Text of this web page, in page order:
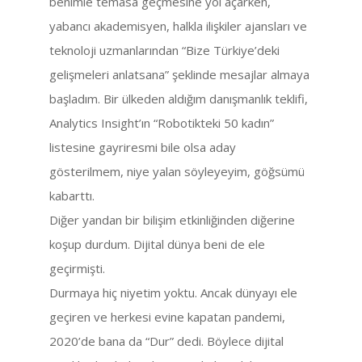
yabancı akademisyen, halkla ilişkiler ajansları ve
teknoloji uzmanlarından “Bize Türkiye’deki
gelişmeleri anlatsana” şeklinde mesajlar almaya
başladım. Bir ülkeden aldığım danışmanlık teklifi,
Analytics Insight’ın “Robotikteki 50 kadın”
listesine gayriresmi bile olsa aday
gösterilmem, niye yalan söyleyeyim, göğsümü
kabarttı.
Diğer yandan bir bilişim etkinliğinden diğerine
koşup durdum. Dijital dünya beni de ele
geçirmişti.
Durmaya hiç niyetim yoktu. Ancak dünyayı ele
geçiren ve herkesi evine kapatan pandemi,
2020’de bana da “Dur” dedi. Böylece dijital